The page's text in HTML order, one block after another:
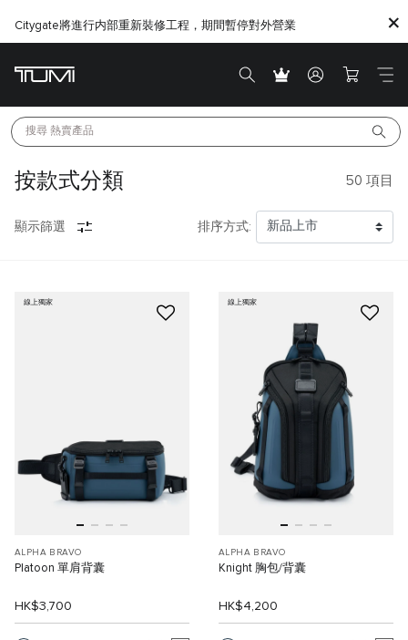
Citygate將進行内部重新裝修工程，期間暫停對外營業
搜尋 熱賣產品
按款式分類 50 項目
顯示篩選 排序方式:
線上獨家
ALPHA BRAVO
Platoon 單肩背囊
HK$3,700
線上獨家
ALPHA BRAVO
Knight 胸包/背囊
HK$4,200